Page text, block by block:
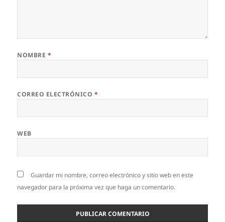
NOMBRE *
CORREO ELECTRÓNICO *
WEB
Guardar mi nombre, correo electrónico y sitio web en este
navegador para la próxima vez que haga un comentario.